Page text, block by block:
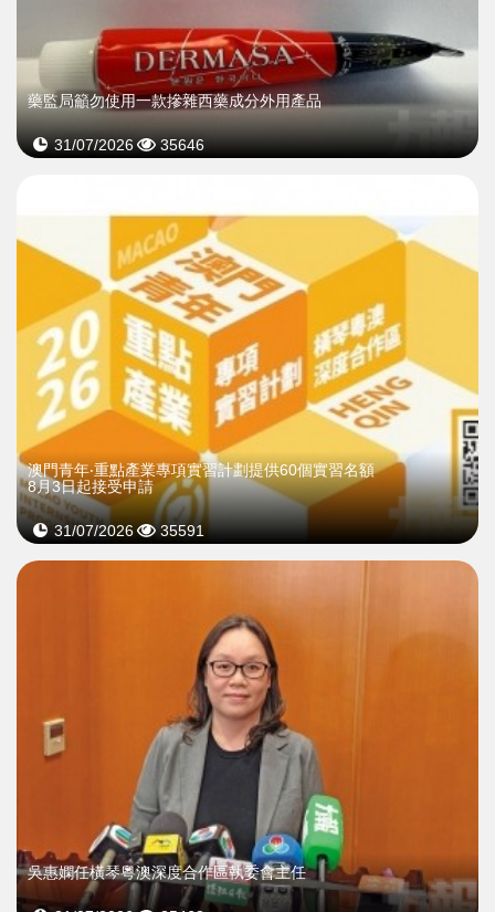
藥監局籲勿使用一款摻雜西藥成分外用產品
31/07/2026 35646
澳門青年‧重點產業專項實習計劃提供60個實習名額
8月3日起接受申請
31/07/2026 35591
吳惠嫻任橫琴粵澳深度合作區執委會主任